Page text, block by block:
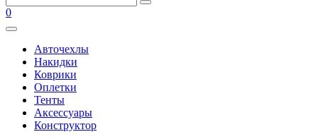
0
Авточехлы
Накидки
Коврики
Оплетки
Тенты
Аксессуары
Конструктор